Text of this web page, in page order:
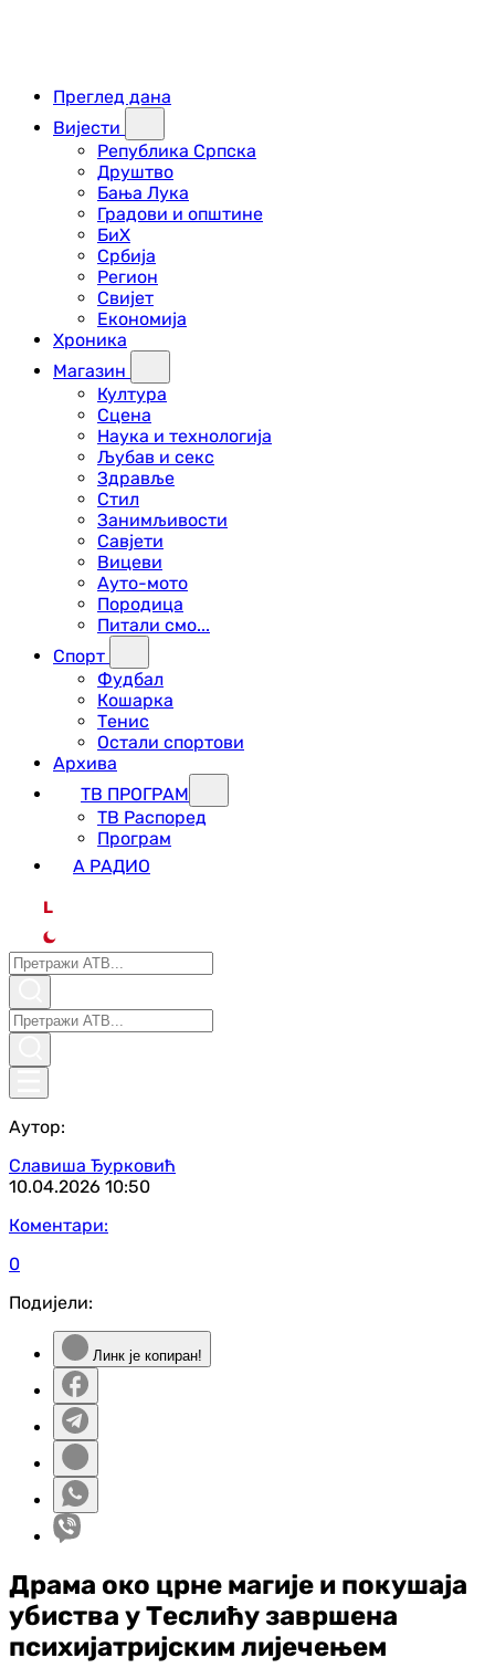
Преглед дана
Вијести
Република Српска
Друштво
Бања Лука
Градови и општине
БиХ
Србија
Регион
Свијет
Економија
Хроника
Магазин
Култура
Сцена
Наука и технологија
Љубав и секс
Здравље
Стил
Занимљивости
Савјети
Вицеви
Ауто-мото
Породица
Питали смо...
Спорт
Фудбал
Кошарка
Тенис
Остали спортови
Архива
ТВ ПРОГРАМ
ТВ Распоред
Програм
А РАДИО
L
Аутор:
Славиша Ђурковић
10.04.2026 10:50
Коментари:
0
Подијели:
Линк је копиран!
Драма око црне магије и покушаја
убиства у Теслићу завршена
психијатријским лијечењем